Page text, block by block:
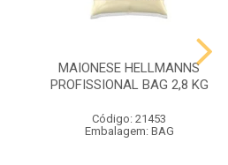
MAIONESE HELLMANNS
PROFISSIONAL BAG 2,8 KG
Código: 21453
Embalagem: BAG